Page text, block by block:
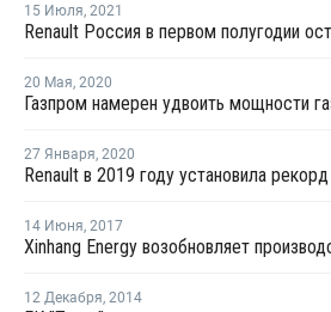
15 Июля, 2021
20 Мая, 2020
27 Января, 2020
14 Июня, 2017
12 Декабря, 2014